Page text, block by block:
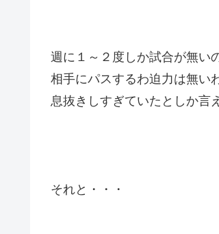
週に１～２度しか試合が無い
相手にパスするわ迫力は無い
息抜きしすぎていたとしか言
それと・・・